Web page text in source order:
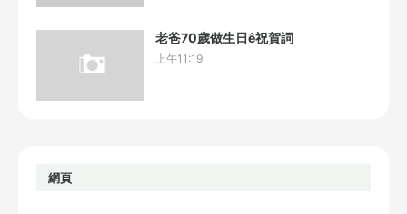
老爸70歲做生日ê祝賀詞
上午11:19
網頁